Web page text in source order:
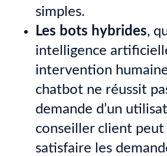
simples.
Les bots hybrides,
intelligence
intervention
chatbot ne réussit
demande d’un
conseiller client
satisfaire les